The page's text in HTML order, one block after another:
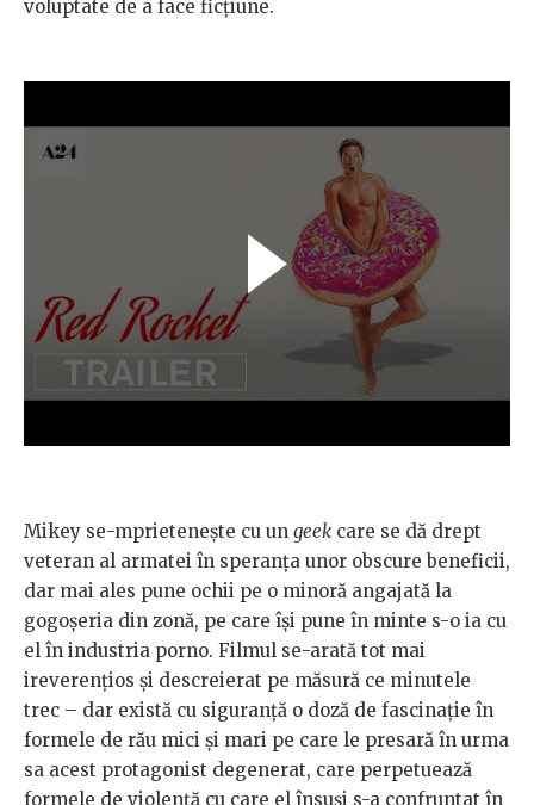
voluptate de a face ficțiune.
Mikey se-mprietenește cu un geek care se dă drept
veteran al armatei în speranța unor obscure beneficii,
dar mai ales pune ochii pe o minoră angajată la
gogoșeria din zonă, pe care își pune în minte s-o ia cu
el în industria porno. Filmul se-arată tot mai
ireverențios și descreierat pe măsură ce minutele
trec – dar există cu siguranță o doză de fascinație în
formele de rău mici și mari pe care le presară în urma
sa acest protagonist degenerat, care perpetuează
formele de violență cu care el însuși s-a confruntat în